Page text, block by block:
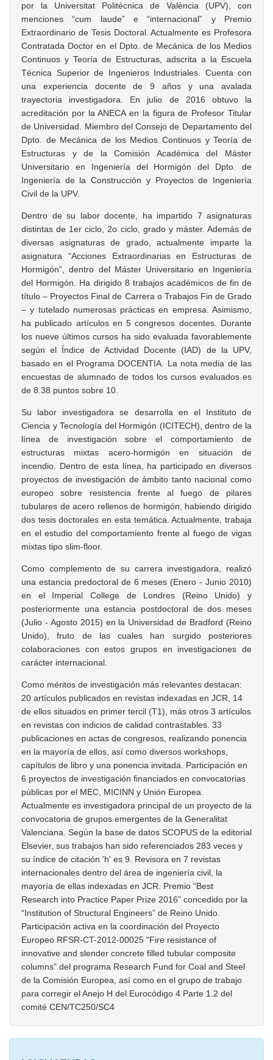
por la Universitat Politècnica de València (UPV), con
menciones “cum laude” e “internacional” y Premio
Extraordinario de Tesis Doctoral. Actualmente es Profesora
Contratada Doctor en el Dpto. de Mecánica de los Medios
Continuos y Teoría de Estructuras, adscrita a la Escuela
Técnica Superior de Ingenieros Industriales. Cuenta con
una experiencia docente de 9 años y una avalada
trayectoria investigadora. En julio de 2016 obtuvo la
acreditación por la ANECA en la figura de Profesor Titular
de Universidad. Miembro del Consejo de Departamento del
Dpto. de Mecánica de los Medios Continuos y Teoría de
Estructuras y de la Comisión Académica del Máster
Universitario en Ingeniería del Hormigón del Dpto. de
Ingeniería de la Construcción y Proyectos de Ingeniería
Civil de la UPV.
Dentro de su labor docente, ha impartido 7 asignaturas
distintas de 1er ciclo, 2o ciclo, grado y máster. Además de
diversas asignaturas de grado, actualmente imparte la
asignatura “Acciones Extraordinarias en Estructuras de
Hormigón”, dentro del Máster Universitario en Ingeniería
del Hormigón. Ha dirigido 8 trabajos académicos de fin de
título – Proyectos Final de Carrera o Trabajos Fin de Grado
– y tutelado numerosas prácticas en empresa. Asimismo,
ha publicado artículos en 5 congresos docentes. Durante
los nueve últimos cursos ha sido evaluada favorablemente
según el Índice de Actividad Docente (IAD) de la UPV,
basado en el Programa DOCENTIA. La nota media de las
encuestas de alumnado de todos los cursos evaluados es
de 8.38 puntos sobre 10.
Su labor investigadora se desarrolla en el Instituto de
Ciencia y Tecnología del Hormigón (ICITECH), dentro de la
línea de investigación sobre el comportamiento de
estructuras mixtas acero-hormigón en situación de
incendio. Dentro de esta línea, ha participado en diversos
proyectos de investigación de ámbito tanto nacional como
europeo sobre resistencia frente al fuego de pilares
tubulares de acero rellenos de hormigón, habiendo dirigido
dos tesis doctorales en esta temática. Actualmente, trabaja
en el estudio del comportamiento frente al fuego de vigas
mixtas tipo slim-floor.
Como complemento de su carrera investigadora, realizó
una estancia predoctoral de 6 meses (Enero - Junio 2010)
en el Imperial College de Londres (Reino Unido) y
posteriormente una estancia postdoctoral de dos meses
(Julio - Agosto 2015) en la Universidad de Bradford (Reino
Unido), fruto de las cuales han surgido posteriores
colaboraciones con estos grupos en investigaciones de
carácter internacional.
Como méritos de investigación más relevantes destacan:
20 artículos publicados en revistas indexadas en JCR, 14
de ellos situados en primer tercil (T1), más otros 3 artículos
en revistas con indicios de calidad contrastables. 33
publicaciones en actas de congresos, realizando ponencia
en la mayoría de ellos, así como diversos workshops,
capítulos de libro y una ponencia invitada. Participación en
6 proyectos de investigación financiados en convocatorias
públicas por el MEC, MICINN y Unión Europea.
Actualmente es investigadora principal de un proyecto de la
convocatoria de grupos emergentes de la Generalitat
Valenciana. Según la base de datos SCOPUS de la editorial
Elsevier, sus trabajos han sido referenciados 283 veces y
su índice de citación 'h' es 9. Revisora en 7 revistas
internacionales dentro del área de ingeniería civil, la
mayoría de ellas indexadas en JCR. Premio “Best
Research into Practice Paper Prize 2016” concedido por la
“Institution of Structural Engineers” de Reino Unido.
Participación activa en la coordinación del Proyecto
Europeo RFSR-CT-2012-00025 "Fire resistance of
innovative and slender concrete filled tubular composite
columns" del programa Research Fund for Coal and Steel
de la Comisión Europea, así como en el grupo de trabajo
para corregir el Anejo H del Eurocódigo 4 Parte 1.2 del
comité CEN/TC250/SC4